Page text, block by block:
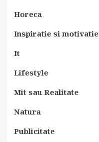
Horeca
Inspiratie si motivatie
It
Lifestyle
Mit sau Realitate
Natura
Publicitate